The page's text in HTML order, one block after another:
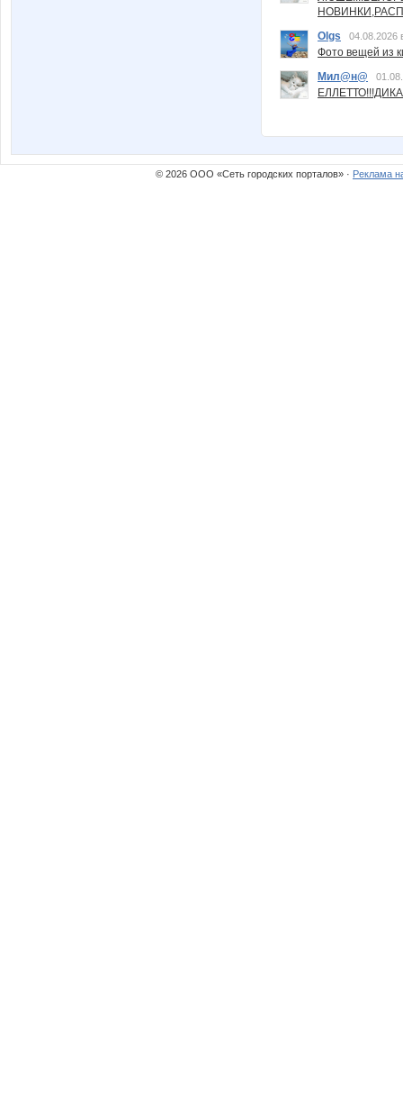
Olgs
04.08.2026
Фото вещей из
Мил@н@
© 2026 ООО «Сеть городских порталов» · Реклама